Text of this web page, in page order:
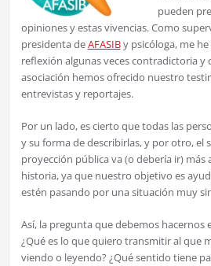
pueden
opiniones y estas vivencias. Como
presidenta deAFASIBy psicóloga, me
reflexión algunas veces contradictoria y
asociación hemos ofrecido nuestro
entrevistas y reportajes.
Por un lado, es cierto que todas las
y su forma de describirlas, y por otro, el
proyección pública va (o debería ir) más
historia, ya que nuestro objetivo es
estén pasando por una situación muy
Así, la pregunta que debemos hacernos
¿Qué es lo que quiero transmitir al que
viendo o leyendo? ¿Qué sentido tiene